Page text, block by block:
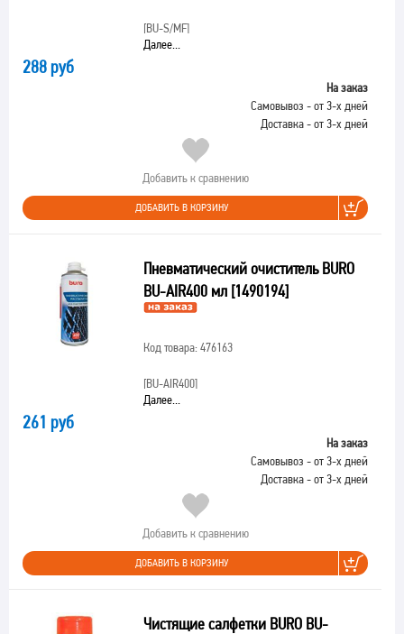
[BU-S/MF]
Далее...
288 руб
На заказ
Самовывоз - от 3-х дней
Доставка - от 3-х дней
Добавить к сравнению
ДОБАВИТЬ В КОРЗИНУ
Пневматический очиститель BURO
BU-AIR400 мл [1490194]
Код товара: 476163
[BU-AIR400]
Далее...
261 руб
На заказ
Самовывоз - от 3-х дней
Доставка - от 3-х дней
Добавить к сравнению
ДОБАВИТЬ В КОРЗИНУ
Чистящие салфетки BURO BU-